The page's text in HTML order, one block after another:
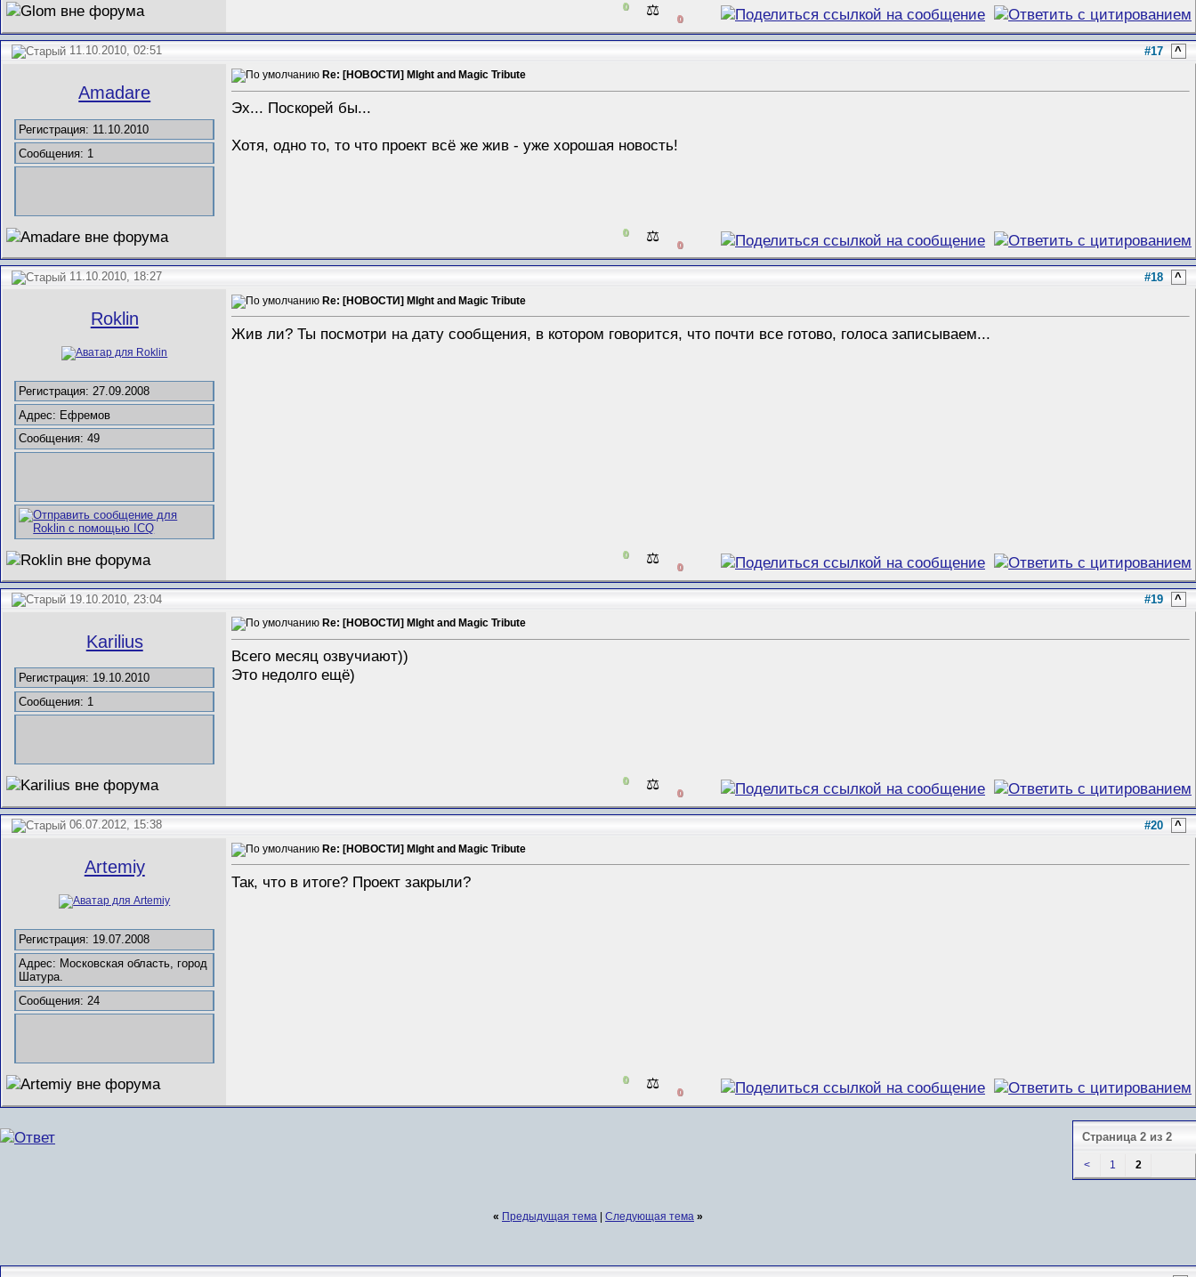
0 ⚖️ 0
11.10.2010, 02:51 #17 ^
Amadare
Регистрация: 11.10.2010
Сообщения: 1
Re: [НОВОСТИ] MIght and Magic Tribute
Эх... Поскорей бы...
Хотя, одно то, то что проект всё же жив - уже хорошая новость!
0 ⚖️ 0
11.10.2010, 18:27 #18 ^
Roklin
Регистрация: 27.09.2008
Адрес: Ефремов
Сообщения: 49
Re: [НОВОСТИ] MIght and Magic Tribute
Жив ли? Ты посмотри на дату сообщения, в котором говорится, что почти все готово, голоса записываем...
0 ⚖️ 0
19.10.2010, 23:04 #19 ^
Karilius
Регистрация: 19.10.2010
Сообщения: 1
Re: [НОВОСТИ] MIght and Magic Tribute
Всего месяц озвучиают))
Это недолго ещё)
0 ⚖️ 0
06.07.2012, 15:38 #20 ^
Artemiy
Регистрация: 19.07.2008
Адрес: Московская область, город
Шатура.
Сообщения: 24
Re: [НОВОСТИ] MIght and Magic Tribute
Так, что в итоге? Проект закрыли?
0 ⚖️ 0
Страница 2 из 2
< 1 2
« Предыдущая тема Следующая тема »